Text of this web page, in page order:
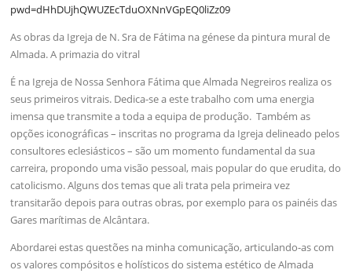
pwd=dHhDUjhQWUZEcTduOXNnVGpEQ0liZz09
As obras da Igreja de N. Sra de Fátima na génese da pintura mural de
Almada. A primazia do vitral
É na Igreja de Nossa Senhora Fátima que Almada Negreiros realiza os
seus primeiros vitrais. Dedica-se a este trabalho com uma energia
imensa que transmite a toda a equipa de produção. Também as
opções iconográficas – inscritas no programa da Igreja delineado pelos
consultores eclesiásticos – são um momento fundamental da sua
carreira, propondo uma visão pessoal, mais popular do que erudita, do
catolicismo. Alguns dos temas que ali trata pela primeira vez
transitarão depois para outras obras, por exemplo para os painéis das
Gares marítimas de Alcântara.
Abordarei estas questões na minha comunicação, articulando-as com
os valores compósitos e holísticos do sistema estético de Almada